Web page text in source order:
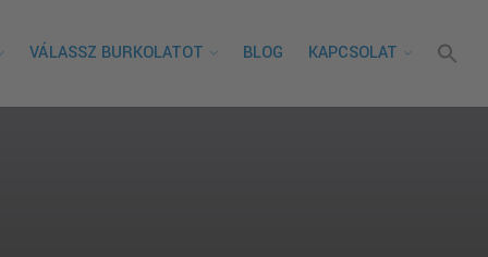
VÁLASSZ BURKOLATOT BLOG KAPCSOLAT